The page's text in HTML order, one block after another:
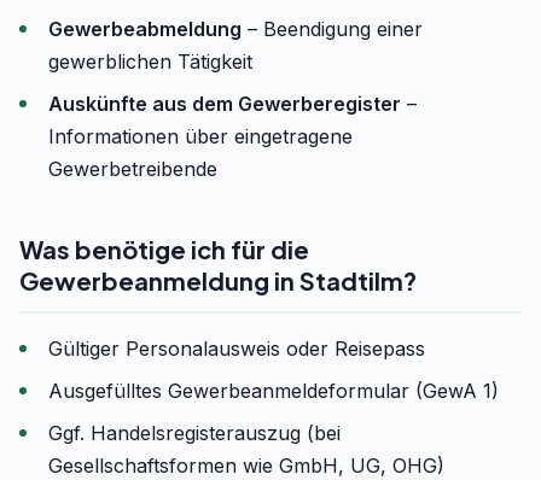
Gewerbeabmeldung – Beendigung einer
gewerblichen Tätigkeit
Auskünfte aus dem Gewerberegister –
Informationen über eingetragene
Gewerbetreibende
Was benötige ich für die
Gewerbeanmeldung in Stadtilm?
Gültiger Personalausweis oder Reisepass
Ausgefülltes Gewerbeanmeldeformular (GewA 1)
Ggf. Handelsregisterauszug (bei
Gesellschaftsformen wie GmbH, UG, OHG)